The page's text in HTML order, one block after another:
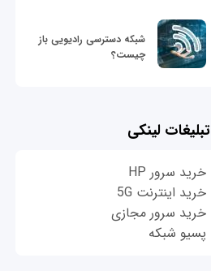
شبکه دسترسی رادیویی باز
چیست؟
تبلیغات لینکی
خرید سرور HP
خرید اینترنت 5G
خرید سرور مجازی
پسیو شبکه